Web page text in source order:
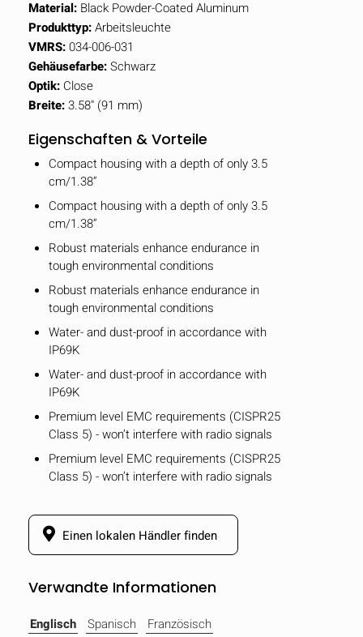
Material: Black Powder-Coated Aluminum
Produkttyp:Arbeitsleuchte
VMRS:034-006-031
Gehäusefarbe:Schwarz
Optik: Close
Breite:3.58" (91 mm)
Eigenschaften & Vorteile
Compact housing with a depth of only 3.5
cm/1.38”
Compact housing with a depth of only 3.5
cm/1.38”
Robust materials enhance endurance in
tough environmental conditions
Robust materials enhance endurance in
tough environmental conditions
Water- and dust-proof in accordance with
IP69K
Water- and dust-proof in accordance with
IP69K
Premium level EMC requirements (CISPR25
Class 5) - won’t interfere with radio signals
Premium level EMC requirements (CISPR25
Class 5) - won’t interfere with radio signals
Einen lokalen Händler finden
Verwandte Informationen
Englisch Spanisch Französisch